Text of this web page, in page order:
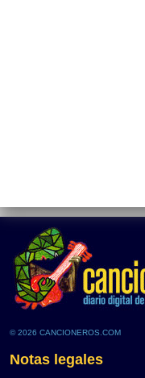
© 2026 CANCIONEROS.COM
Notas legales